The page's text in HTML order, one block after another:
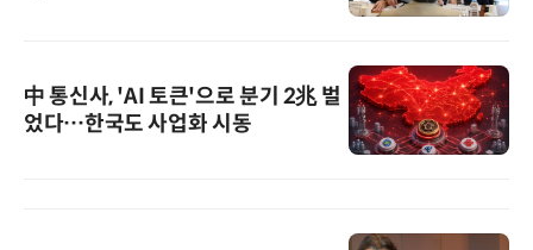
中 통신사, 'AI 토큰'으로 분기 2兆 벌
었다…한국도 사업화 시동